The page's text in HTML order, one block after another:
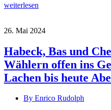
weiterlesen
26. Mai 2024
Habeck, Bas und
Wählern offen ins
Lachen bis heute
By Enrico Rudolph